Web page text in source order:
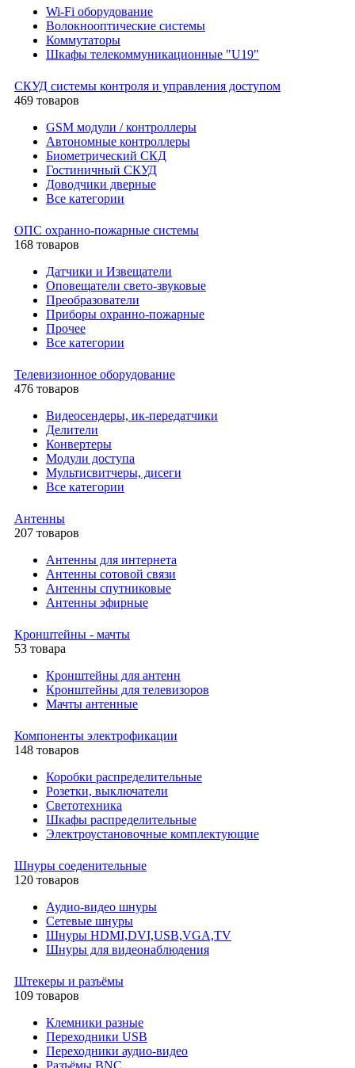
Wi-Fi оборудование
Волокнооптические системы
Коммутаторы
Шкафы телекоммуникационные "U19"
СКУД системы контроля и управления доступом
469 товаров
GSM модули / контроллеры
Автономные контроллеры
Биометрический СКД
Гостиничный СКУД
Доводчики дверные
Все категории
ОПС охранно-пожарные системы
168 товаров
Датчики и Извещатели
Оповещатели свето-звуковые
Преобразователи
Приборы охранно-пожарные
Прочее
Все категории
Телевизионное оборудование
476 товаров
Видеосендеры, ик-передатчики
Делители
Конвертеры
Модули доступа
Мультисвитчеры, дисеги
Все категории
Антенны
207 товаров
Антенны для интернета
Антенны сотовой связи
Антенны спутниковые
Антенны эфирные
Кронштейны - мачты
53 товара
Кронштейны для антенн
Кронштейны для телевизоров
Мачты антенные
Компоненты электрофикации
148 товаров
Коробки распределительные
Розетки, выключатели
Светотехника
Шкафы распределительные
Электроустановочные комплектующие
Шнуры соеденительные
120 товаров
Аудио-видео шнуры
Сетевые шнуры
Шнуры HDMI,DVI,USB,VGA,TV
Шнуры для видеонаблюдения
Штекеры и разъёмы
109 товаров
Клемники разные
Переходники USB
Переходники аудио-видео
Разъёмы BNC